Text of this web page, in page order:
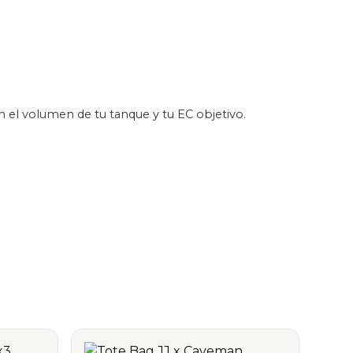
el volumen de tu tanque y tu EC objetivo.